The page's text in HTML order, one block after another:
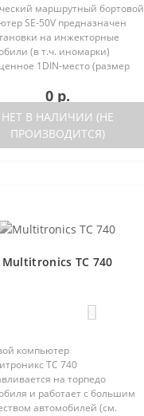
маршрутный бортовой
SE-50V предназначен
на инжекторные
(в т.ч. иномарки)
1DIN-место (размер
возможна как с ЭБУ (список
0 р.
НЕТ В НАЛИЧИИ (НЕ
ПРОИЗВОДИТСЯ)
Multitronics TC 740
компьютер
TC 740
на торпедо
и работает с большим
автомобилей (см.